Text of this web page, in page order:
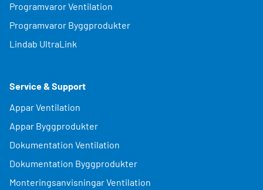
Programvaror Ventilation
Programvaror Byggprodukter
Lindab UltraLink
Service & Support
Appar Ventilation
Appar Byggprodukter
Dokumentation Ventilation
Dokumentation Byggprodukter
Monteringsanvisningar Ventilation